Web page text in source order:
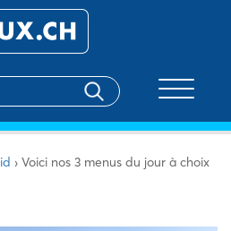
› Voici nos 3 menus du jour à choix